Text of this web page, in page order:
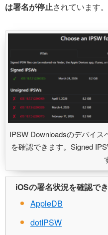
は署名が停止されています。
IPSW Downloadsのデバイ
を確認できます。Signed
iOSの署名状況を確認で
AppleDB
dotIPSW